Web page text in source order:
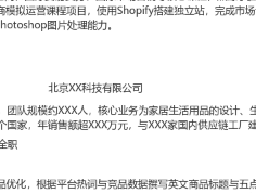
商运营期望工作地址: 北京期望薪资: